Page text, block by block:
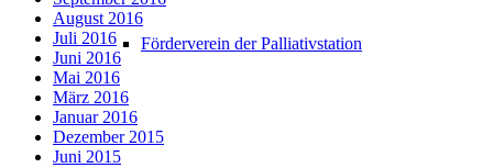
Förderverein der Palliativstation
August 2016
Juli 2016
Juni 2016
Mai 2016
März 2016
Januar 2016
Dezember 2015
Juni 2015